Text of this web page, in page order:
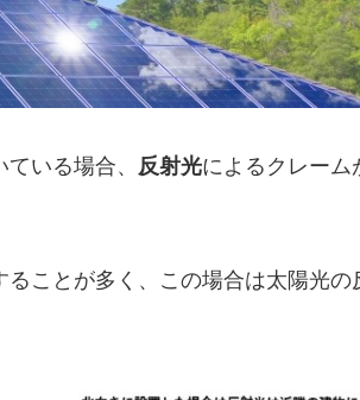
いる場合、 反射光によるクレーム
ることが多く、この場合は太陽光の